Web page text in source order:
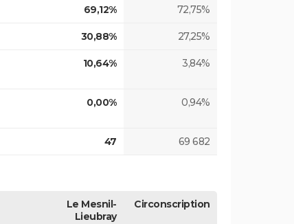
69,12% 72,75%
30,88% 27,25%
10,64% 3,84%
0,00% 0,94%
47 69 682
Le Mesnil-
Lieubray
Circonscription